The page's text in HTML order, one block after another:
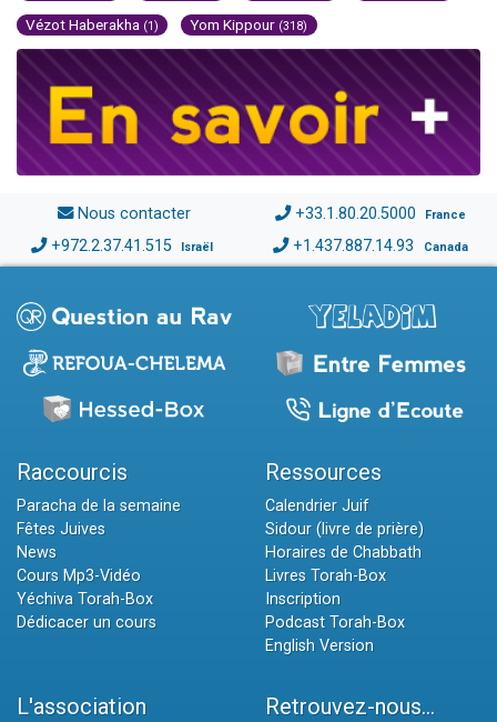
Vézot Haberakha (1) Yom Kippour (318)
Nous contacter +33.1.80.20.5000 France
+972.2.37.41.515 Israël +1.437.887.14.93 Canada
Raccourcis
Paracha de la semaine
Fêtes Juives
News
Cours Mp3-Vidéo
Yéchiva Torah-Box
Dédicacer un cours
Ressources
Calendrier Juif
Sidour (livre de prière)
Horaires de Chabbath
Livres Torah-Box
Inscription
Podcast Torah-Box
English Version
L'association Retrouvez-nous...